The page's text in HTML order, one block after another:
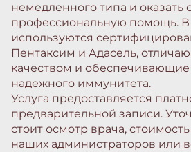
немедленного типа и
профессиональную помощь. В
используются
Пентаксим и Адасель,
качеством и
надежного иммунитета.
Услуга предоставляется
предварительной записи.
стоит осмотр врача,
наших администраторов или